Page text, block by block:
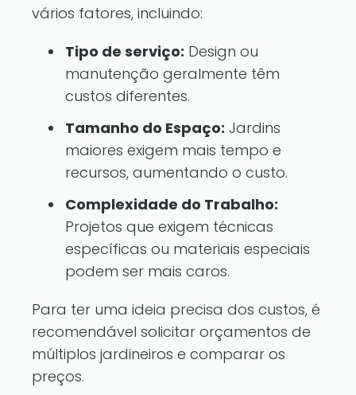
vários fatores, incluindo:
Tipo de serviço: Design ou
manutenção geralmente têm
custos diferentes.
Tamanho do Espaço: Jardins
maiores exigem mais tempo e
recursos, aumentando o custo.
Complexidade do Trabalho:
Projetos que exigem técnicas
específicas ou materiais especiais
podem ser mais caros.
Para ter uma ideia precisa dos custos, é
recomendável solicitar orçamentos de
múltiplos jardineiros e comparar os
preços.